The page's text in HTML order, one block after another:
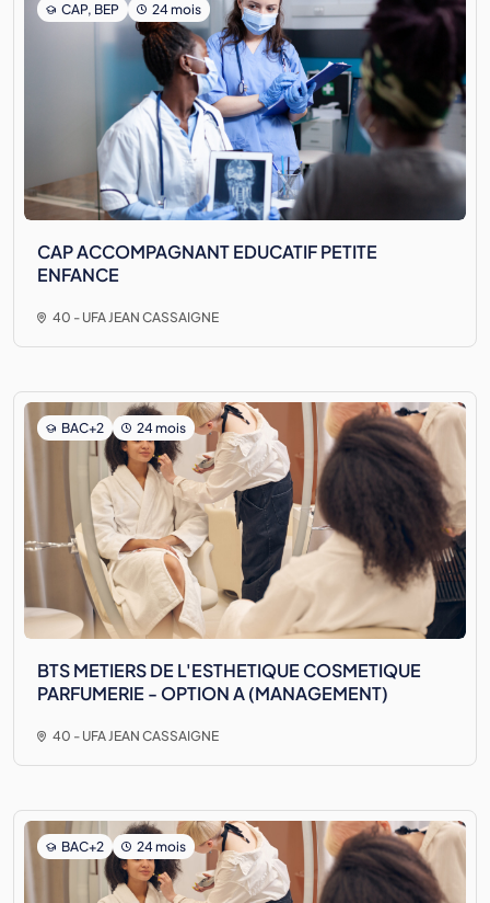
CAP, BEP 24 mois
CAP ACCOMPAGNANT EDUCATIF PETITE
ENFANCE
40 - UFA JEAN CASSAIGNE
BAC+2 24 mois
BTS METIERS DE L'ESTHETIQUE COSMETIQUE
PARFUMERIE - OPTION A (MANAGEMENT)
40 - UFA JEAN CASSAIGNE
BAC+2 24 mois